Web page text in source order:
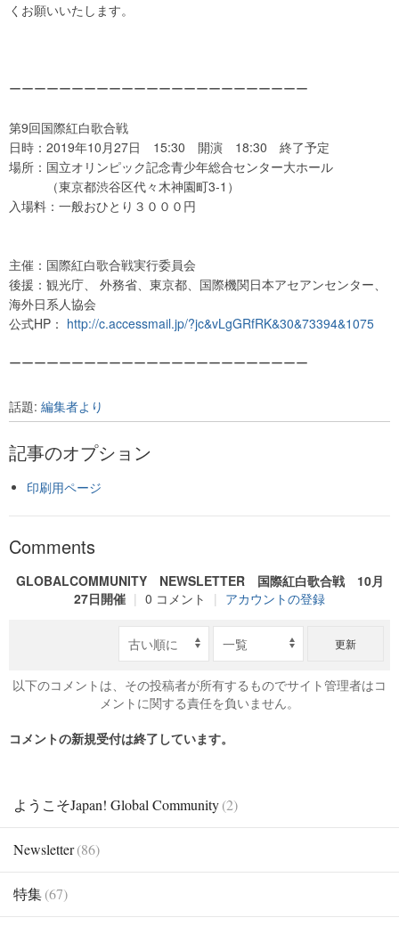
くお願いいたします。
ーーーーーーーーーーーーーーーーーーーーーーーー
第9回国際紅白歌合戦
日時：2019年10月27日 15:30 開演 18:30 終了予定
場所：国立オリンピック記念青少年総合センター大ホール
（東京都渋谷区代々木神園町3-1）
入場料：一般おひとり３０００円
主催：国際紅白歌合戦実行委員会
後援：観光庁、 外務省、東京都、国際機関日本アセアンセンター、
海外日系人協会
公式HP： http://c.accessmail.jp/?jc&vLgGRfRK&30&73394&1075
ーーーーーーーーーーーーーーーーーーーーーーーー
話題: 編集者より
記事のオプション
印刷用ページ
Comments
GLOBALCOMMUNITY NEWSLETTER 国際紅白歌合戦 10月
27日開催 | 0 コメント | アカウントの登録
更新
以下のコメントは、その投稿者が所有するものでサイト管理者はコ
メントに関する責任を負いません。
コメントの新規受付は終了しています。
ようこそJapan! Global Community(2)
Newsletter(86)
特集(67)